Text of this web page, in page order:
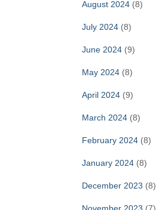
August 2024(8)
July 2024(8)
June 2024(9)
May 2024(8)
April 2024(9)
March 2024(8)
February 2024(8)
January 2024(8)
December 2023 (8)